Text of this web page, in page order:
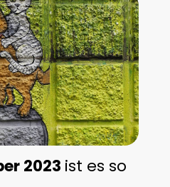
2023 ist es so